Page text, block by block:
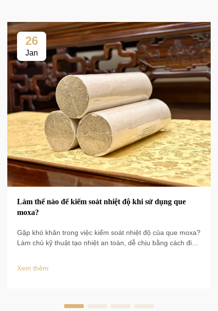
26
Jan
Làm thế nào để kiểm soát nhiệt độ khi sử dụng que
moxa?
Gặp khó khăn trong việc kiểm soát nhiệt độ của que moxa?
Làm chủ kỹ thuật tạo nhiệt an toàn, dễ chịu bằng cách điều
Xem thêm